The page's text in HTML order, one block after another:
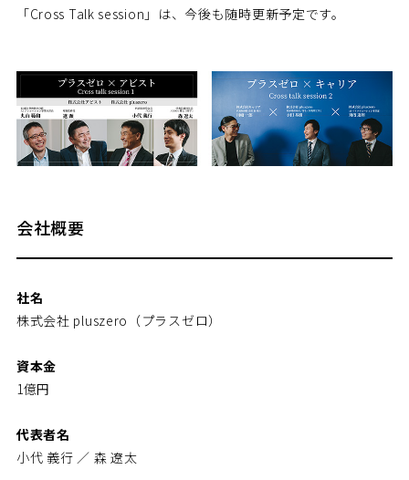
「Cross Talk session」は、今後も随時更新予定です。
会社概要
社名
株式会社 pluszero（プラスゼロ）
資本金
1億円
代表者名
小代 義行 ／ 森 遼太